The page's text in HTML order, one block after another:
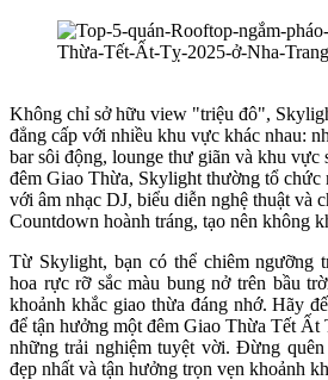
Không chỉ sở hữu view "triệu đô",
đẳng cấp với nhiều khu vực khác nhau:
bar sôi động, lounge thư giãn và khu
đêm Giao Thừa, Skylight thường tổ chức
với âm nhạc DJ, biểu diễn nghệ thuật và
Countdown hoành tráng, tạo nên không
Từ Skylight, bạn có thể chiêm ngưỡng
hoa rực rỡ sắc màu bung nở trên bầu
khoảnh khắc giao thừa đáng nhớ. Hãy
để tận hưởng một đêm Giao Thừa Tết Ất
những trải nghiệm tuyệt vời. Đừng
đẹp nhất và tận hưởng trọn vẹn khoảnh